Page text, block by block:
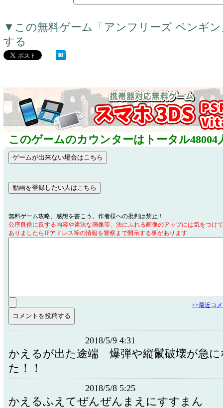
▼この無料ゲーム「アンフリーズ ペンギ
する
このゲームのカウンターはトータル48004
無料ゲーム攻略、感想を書こう。作者様への批判は禁止！
公序良俗に反する内容や違法な画像等、法にふれる画像のアップには気をつけ
ありましたらIPアドレス等の情報を警察まで開示する事があります
>>最近コ
2018/5/9 4:31
かえるが出た途端 爆弾や縦鬣破壊が急
た！！
2018/5/8 5:25
かえるふえてぜんぜんまえにすすまん